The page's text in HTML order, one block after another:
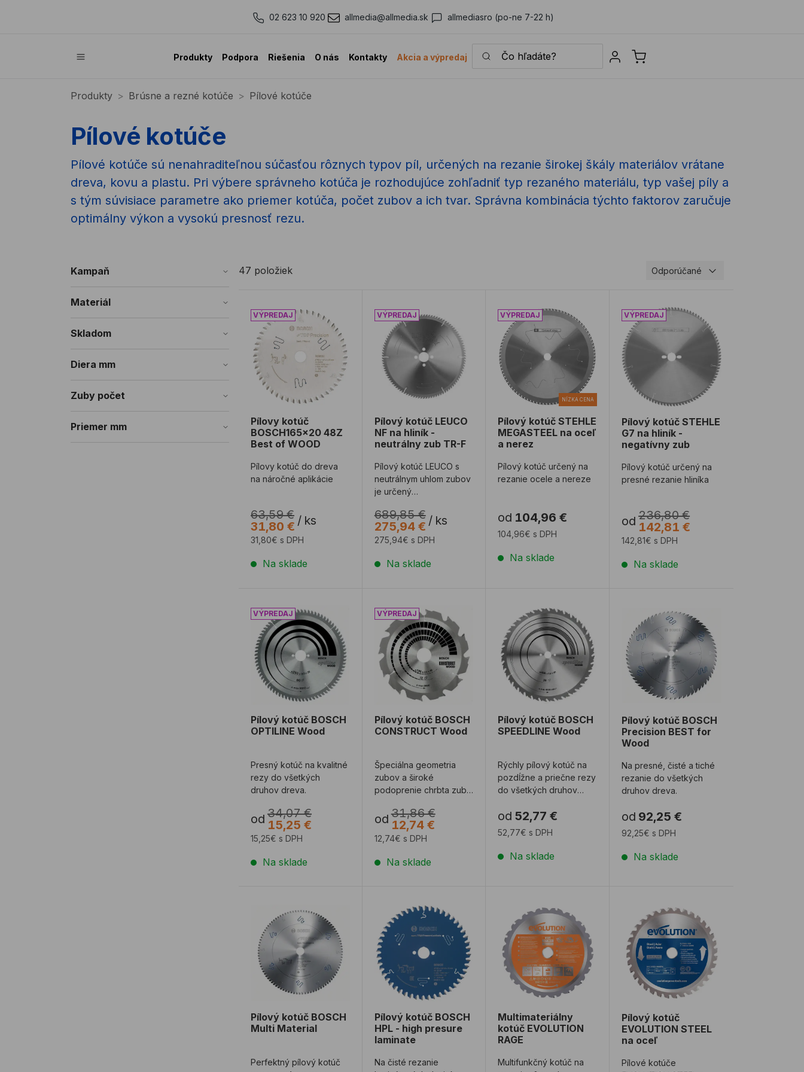
02 623 10 920 allmedia@allmedia.sk allmediasro (po-ne 7-22 h)
Produkty Podpora Riešenia O nás Kontakty Akcia a výpredaj
Čo hľadáte? Sign in
Produkty Brúsne a rezné kotúče Pílové kotúče
Pílové kotúče
Pílové kotúče sú nenahraditeľnou súčasťou rôznych typov píl, určených na rezanie širokej škály materiálov vrátane
dreva, kovu a plastu. Pri výbere správneho kotúča je rozhodujúce zohľadniť typ rezaného materiálu, typ vašej píly a
s tým súvisiace parametre ako priemer kotúča, počet zubov a ich tvar. Správna kombinácia týchto faktorov zaručuje
optimálny výkon a vysokú presnosť rezu.
Kampaň
Materiál
Skladom
Diera mm
Zuby počet
Priemer mm
47 položiek Odporúčané
Pílovy kotúč BOSCH165x20 48Z Best of WOOD
Pílovy kotúč
BOSCH165x20 48Z
Best of WOOD
Pílovy kotúč do dreva
na náročné aplikácie
63,59 €
31,80 € / ks
31,80€ s DPH
Na sklade
Pílový kotúč LEUCO NF na hliník - neutrálny zub TR-F
Pílový kotúč LEUCO
NF na hliník -
neutrálny zub TR-F
Pílový kotúč LEUCO s
neutrálnym uhlom zubov
je určený
pokosové a stolové píly
na hl ...
689,85 €
275,94 € / ks
275,94€ s DPH
Na sklade
Pílový kotúč STEHLE MEGASTEEL na oceľ a nerez
NÍZKA CENA
Pílový kotúč STEHLE
MEGASTEEL na oceľ
a nerez
Pílový kotúč určený na
rezanie ocele a nereze
od 104,96 €
104,96€ s DPH
Na sklade
Pílový kotúč STEHLE G7 na hliník -
Pílový kotúč STEHLE
G7 na hliník -
negatívny zub
Pílový kotúč určený na
presné rezanie hliníka
od 236,80 €
142,81 €
142,81€ s DPH
Na sklade
Pílový kotúč BOSCH OPTILINE Wood
Pílový kotúč BOSCH
OPTILINE Wood
Presný kotúč na kvalitné
rezy do všetkých
druhov dreva.
od 34,07 €
15,25 €
15,25€ s DPH
Na sklade
Pílový kotúč BOSCH CONSTRUCT Wood
Pílový kotúč BOSCH
CONSTRUCT Wood
Špeciálna geometria
zubov a široké
podoprenie chrbta zuba
od31,86 €
12,74 €
12,74€ s DPH
Na sklade
Pílový kotúč BOSCH SPEEDLINE Wood
Pílový kotúč BOSCH
SPEEDLINE Wood
Rýchly pílový kotúč na
pozdĺžne a priečne rezy
do všetkých druhov
od 52,77 €
52,77€ s DPH
Na sklade
Pílový kotúč BOSCH
Precision BEST for
Wood
Na presné, čisté a tiché
rezanie do všetkých
od 92,25 €
92,25€ s DPH
Na sklade
Pílový kotúč BOSCH
Multi Material
Perfektný pílový kotúč
Pílový kotúč BOSCH HPL - high presure laminate
Pílový kotúč BOSCH
HPL - high presure
laminate
Na čisté rezanie
Multimateriálny kotúč EVOLUTION RAGE
Multimateriálny
kotúč EVOLUTION
RAGE
Multifunkčný kotúč na
Pílový kotúč EVOLUTION STEEL na
Pílový kotúč
EVOLUTION STEEL
na oceľ
Pílové kotúče